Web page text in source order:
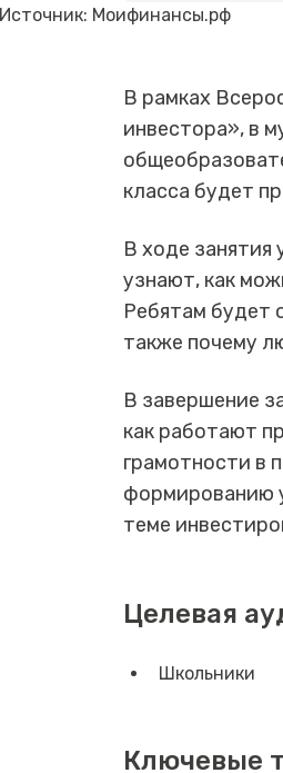
Источник: Моифинансы.рф
В рамках
инвестора», в
класса будет
В ходе занятия
узнают, как
Ребятам будет
также почему
В завершение
как работают
грамотности в
формированию
теме
Целевая
Школьники
Ключевые